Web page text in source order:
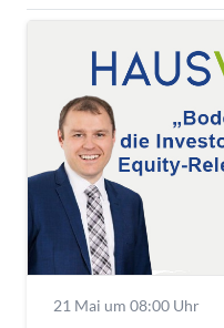
21 Mai um 08:00 Uhr